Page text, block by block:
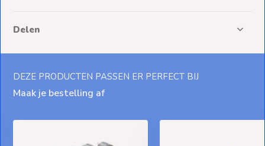
Delen
DEZE PRODUCTEN PASSEN ER PERFECT BIJ
Maak je bestelling af